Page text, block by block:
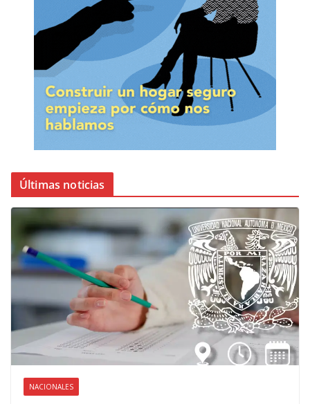
Últimas noticias
NACIONALES